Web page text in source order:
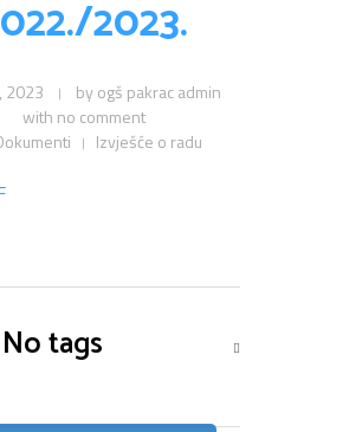
2023.
2023 by ogš pakrac admin
with no comment
Izvješće o radu
tags